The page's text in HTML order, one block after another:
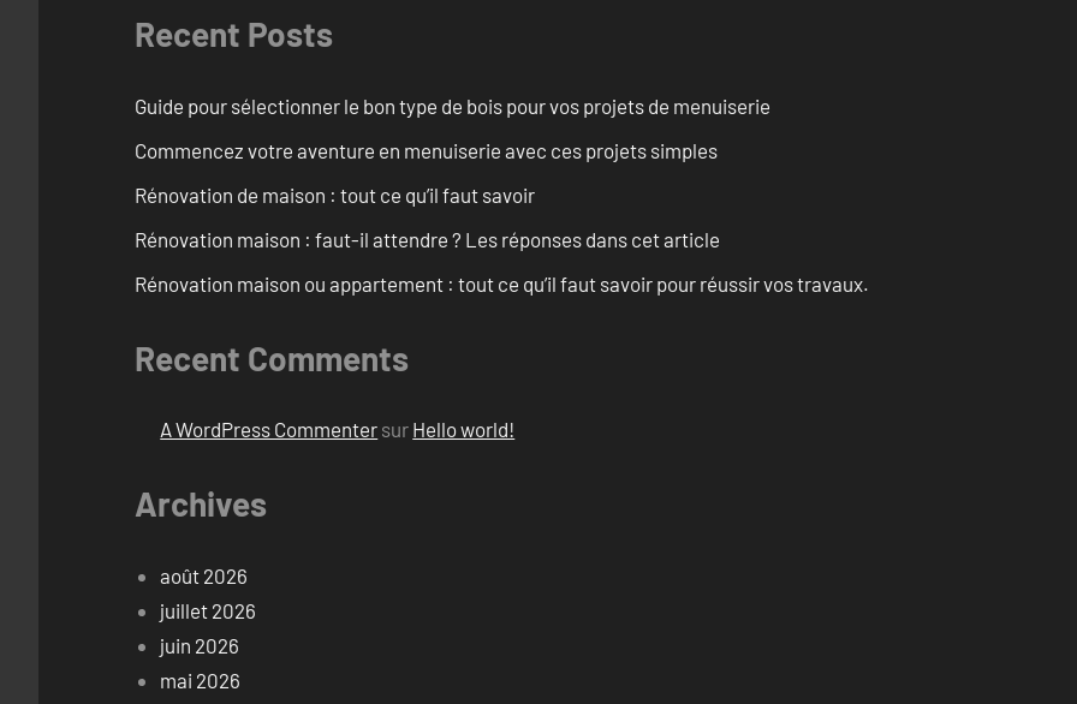
Recent Posts
Guide pour sélectionner le bon type de bois pour vos projets de menuiserie
Commencez votre aventure en menuiserie avec ces projets simples
Rénovation de maison : tout ce qu’il faut savoir
Rénovation maison : faut-il attendre ? Les réponses dans cet article
Rénovation maison ou appartement : tout ce qu’il faut savoir pour réussir vos travaux.
Recent Comments
A WordPress Commenter sur Hello world!
Archives
août 2026
juillet 2026
juin 2026
mai 2026